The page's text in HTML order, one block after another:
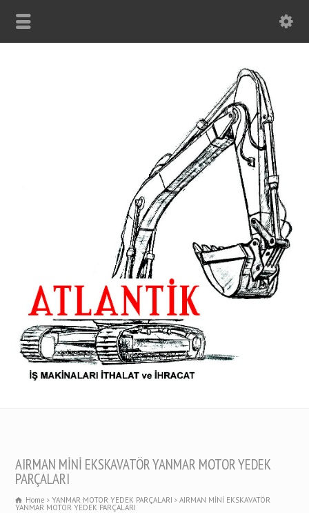
AIRMAN MİNİ EKSKAVATÖR YANMAR MOTOR YEDEK
PARÇALARI
Home YANMAR MOTOR YEDEK PARÇALARI AIRMAN MİNİ EKSKAVATÖR
YANMAR MOTOR YEDEK PARÇALARI